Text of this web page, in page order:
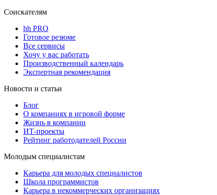
Соискателям
hh PRO
Готовое резюме
Все сервисы
Хочу у вас работать
Производственный календарь
Экспертная рекомендация
Новости и статьи
Блог
О компаниях в игровой форме
Жизнь в компании
ИТ-проекты
Рейтинг работодателей России
Молодым специалистам
Карьера для молодых специалистов
Школа программистов
Карьера в некоммерческих организациях